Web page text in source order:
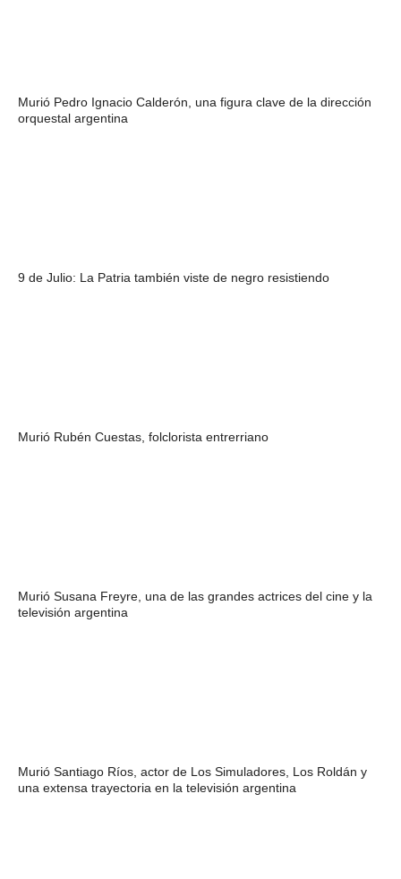
Murió Pedro Ignacio Calderón, una figura clave de la dirección
orquestal argentina
9 de Julio: La Patria también viste de negro resistiendo
Murió Rubén Cuestas, folclorista entrerriano
Murió Susana Freyre, una de las grandes actrices del cine y la
televisión argentina
Murió Santiago Ríos, actor de Los Simuladores, Los Roldán y
una extensa trayectoria en la televisión argentina